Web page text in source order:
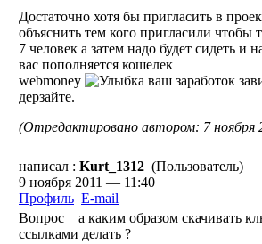
Достаточно хотя бы пригласить в
объяснить тем кого пригласили чтобы
7 человек а затем надо будет сидеть и
вас пополняется кошелек
webmoney
ваш заработок
дерзайте.
(Отредактировано автором: 7 ноября
написал : Kurt_1312 (Пользователь)
9 ноября 2011 — 11:40
Профиль E-mail
Вопрос _ а каким образом скачивать
ссылками делать ?